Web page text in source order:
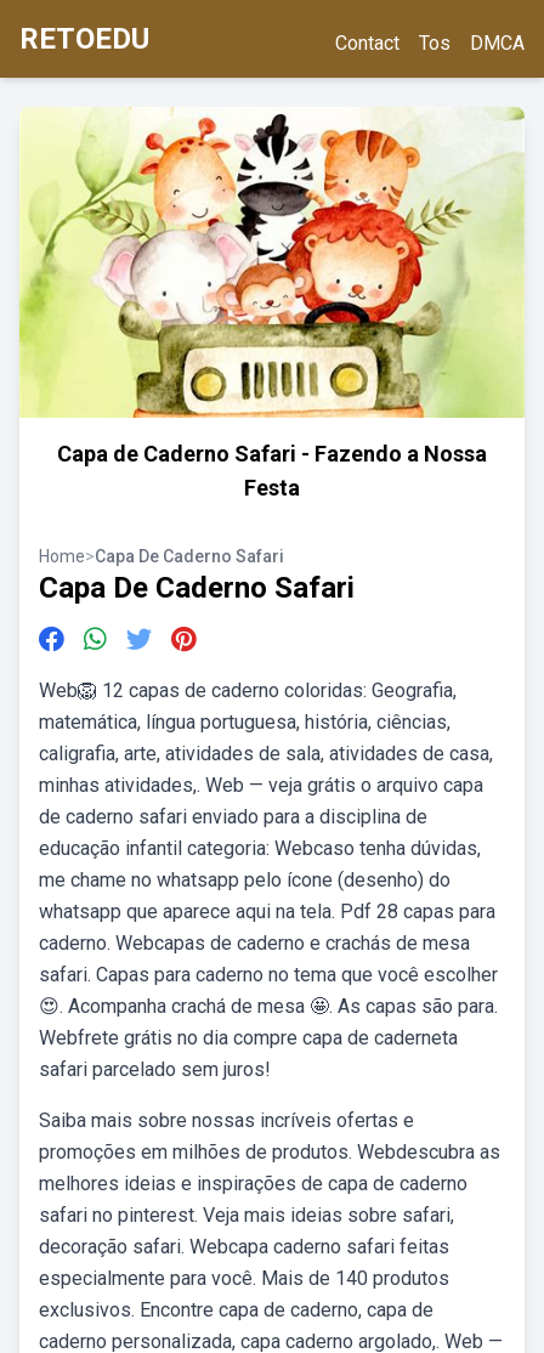
RETOEDU Contact Tos DMCA
Capa de Caderno Safari - Fazendo a Nossa
Festa
Home>Capa De Caderno Safari
Capa De Caderno Safari
Web🦁 12 capas de caderno coloridas: Geografia,
matemática, língua portuguesa, história, ciências,
caligrafia, arte, atividades de sala, atividades de casa,
minhas atividades,. Web — veja grátis o arquivo capa
de caderno safari enviado para a disciplina de
educação infantil categoria: Webcaso tenha dúvidas,
me chame no whatsapp pelo ícone (desenho) do
whatsapp que aparece aqui na tela. Pdf 28 capas para
caderno. Webcapas de caderno e crachás de mesa
safari. Capas para caderno no tema que você escolher
😍. Acompanha crachá de mesa 🤩. As capas são para.
Webfrete grátis no dia compre capa de caderneta
safari parcelado sem juros!
Saiba mais sobre nossas incríveis ofertas e
promoções em milhões de produtos. Webdescubra as
melhores ideias e inspirações de capa de caderno
safari no pinterest. Veja mais ideias sobre safari,
decoração safari. Webcapa caderno safari feitas
especialmente para você. Mais de 140 produtos
exclusivos. Encontre capa de caderno, capa de
caderno personalizada, capa caderno argolado,. Web —